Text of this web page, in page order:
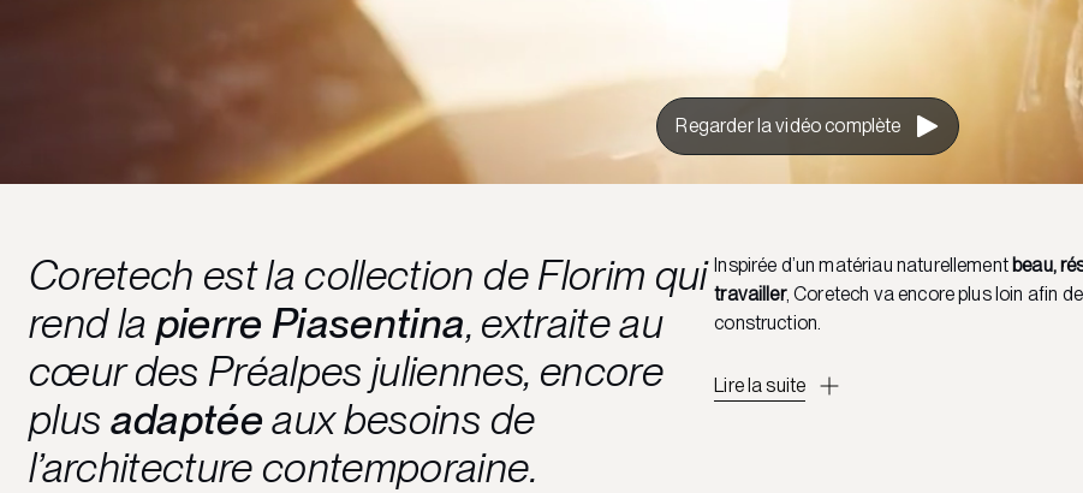
Regarder la vidéo complète
Coretech est la collection de Florim qui
rend la pierre Piasentina, extraite au
cœur des Préalpes juliennes, encore
plus adaptéeaux besoins de
l’architecture contemporaine.
Inspirée d’un matériau naturellement beau,
travailler, Coretech va encore plus loin afin
construction.
Lire la suite